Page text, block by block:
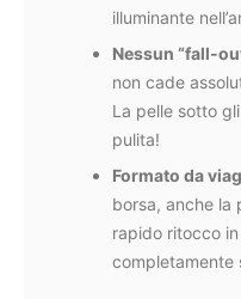
illuminante
Nessun “fall-
non cade
La pelle sotto
pulita!
Formato da
borsa, anche la
rapido ritocco
completamente